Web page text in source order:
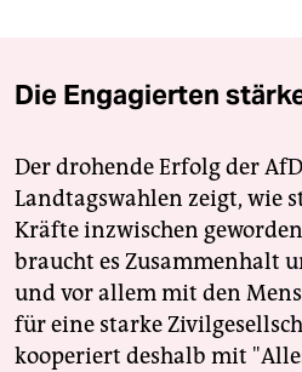
Die Engagierten
Der drohende Erfolg der
Landtagswahlen zeigt, wie
Kräfte inzwischen
braucht es Zusammenhalt
und vor allem mit den
für eine starke
kooperiert deshalb mit